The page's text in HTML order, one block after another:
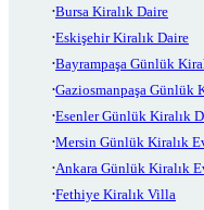
Bursa Kiralık Daire
Eskişehir Kiralık Daire
Bayrampaşa Günlük
Gaziosmanpaşa Günlük
Esenler Günlük Kiralık
Mersin Günlük Kiralık
Ankara Günlük Kiralık
Fethiye Kiralık Villa